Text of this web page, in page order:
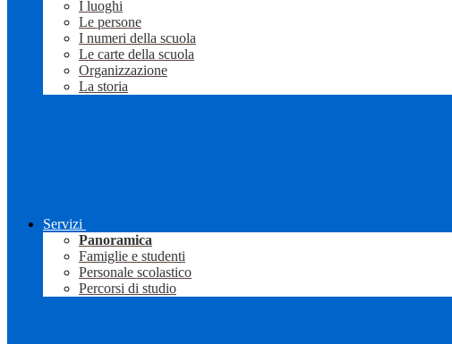
I luoghi
Le persone
I numeri della scuola
Le carte della scuola
Organizzazione
La storia
Servizi
Panoramica
Famiglie e studenti
Personale scolastico
Percorsi di studio